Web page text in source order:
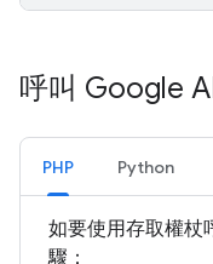
呼叫 Google
PHP Python
如要使用存取權杖
驟：